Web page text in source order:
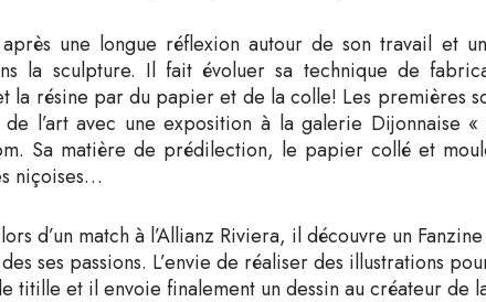
une longue réflexion autour de son travail et
la sculpture. Il fait évoluer sa technique de
la résine par du papier et de la colle! Les premières
de l’art avec une exposition à la galerie Dijonnaise
Sa matière de prédilection, le papier collé et
niçoises…
d’un match à l’Allianz Riviera, il découvre un
ses passions. L’envie de réaliser des illustrations
titille et il envoie finalement un dessin au créateur de